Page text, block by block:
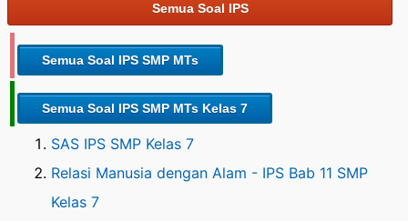
Semua Soal IPS
Semua Soal IPS SMP MTs
Semua Soal IPS SMP MTs Kelas 7
SAS IPS SMP Kelas 7
Relasi Manusia dengan Alam - IPS Bab 11 SMP
Kelas 7